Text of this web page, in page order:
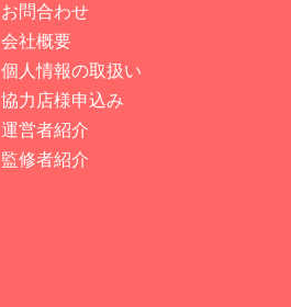
お問合わせ
会社概要
個人情報の取扱い
協力店様申込み
運営者紹介
監修者紹介